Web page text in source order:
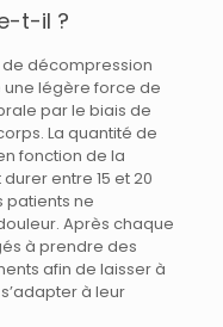
t-il ?
de décompression
légère force de
par le biais de
La quantité de
fonction de la
entre 15 et 20
patients ne
Après chaque
à prendre des
afin de laisser à
à leur